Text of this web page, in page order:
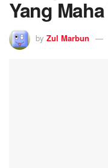
Yang
by Zul Marbun